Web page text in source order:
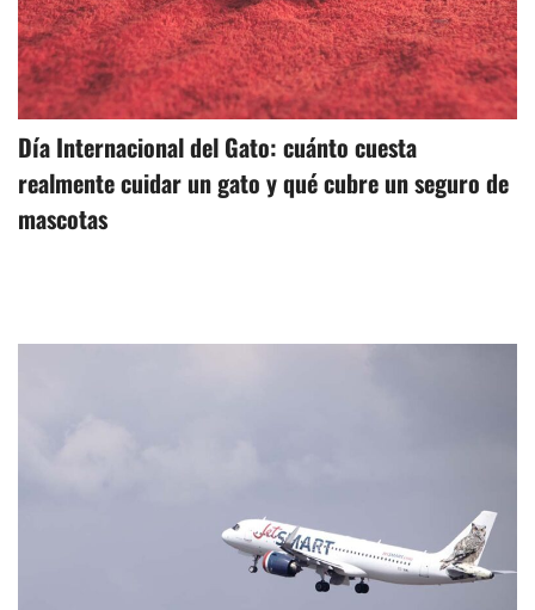
Día Internacional del Gato: cuánto cuesta
realmente cuidar un gato y qué cubre un seguro de
mascotas